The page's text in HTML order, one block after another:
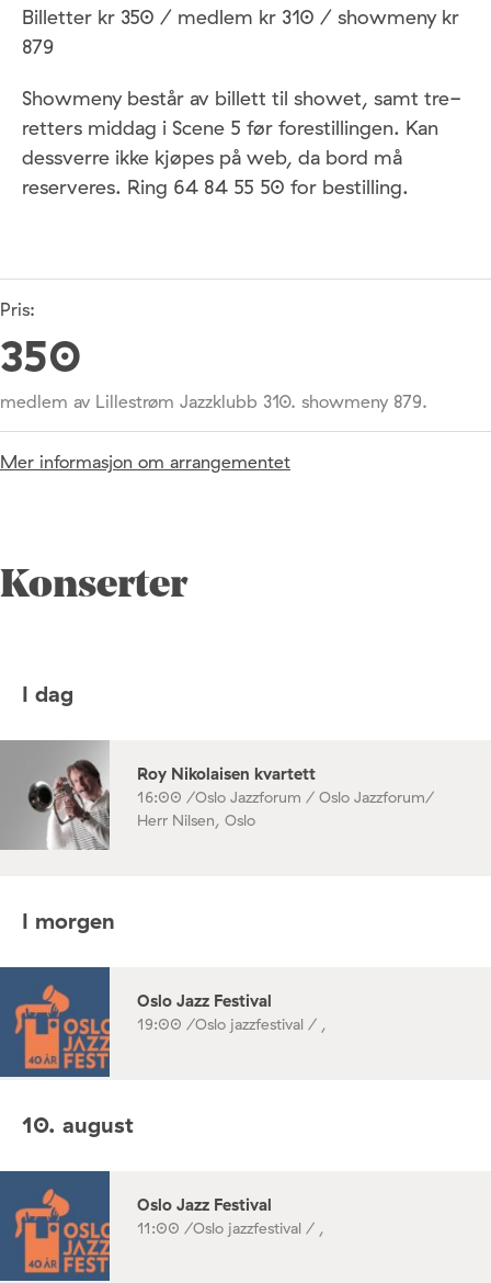
Billetter kr 350 / medlem kr 310 / showmeny kr
879
Showmeny består av billett til showet, samt tre-
retters middag i Scene 5 før forestillingen. Kan
dessverre ikke kjøpes på web, da bord må
reserveres. Ring 64 84 55 50 for bestilling.
Pris:
350
medlem av Lillestrøm Jazzklubb 310. showmeny 879.
Mer informasjon om arrangementet
Konserter
I dag
Roy Nikolaisen kvartett
16:00 /Oslo Jazzforum / Oslo Jazzforum/
Herr Nilsen, Oslo
I morgen
Oslo Jazz Festival
19:00 /Oslo jazzfestival / ,
10. august
Oslo Jazz Festival
11:00 /Oslo jazzfestival / ,